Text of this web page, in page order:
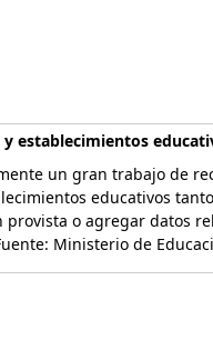
establecimientos
un gran trabajo de
educativos
o agregar datos
Ministerio de